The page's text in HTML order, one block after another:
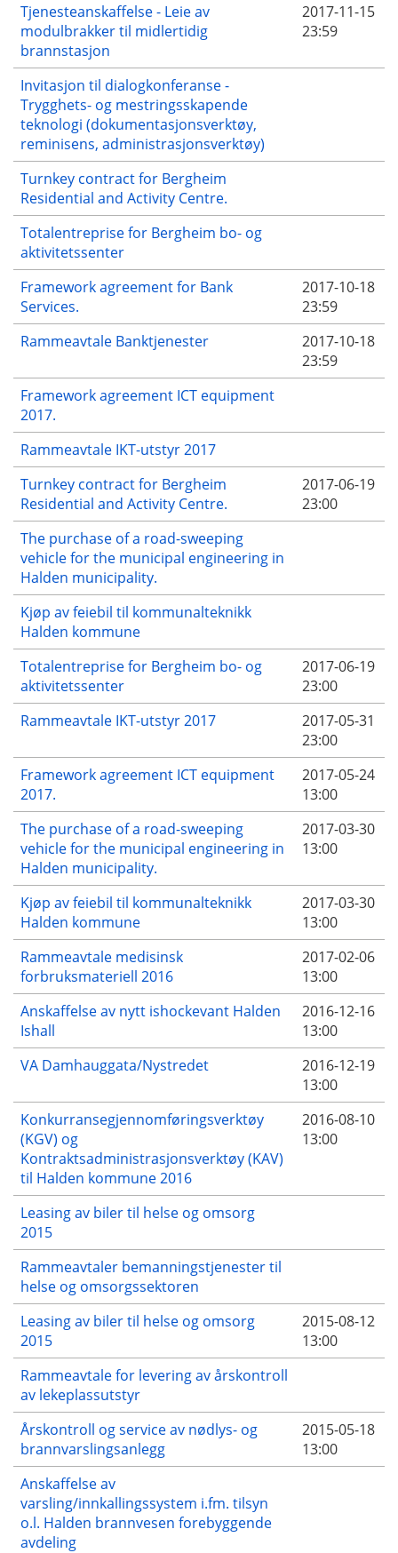
Tjenesteanskaffelse - Leie av
modulbrakker til midlertidig
brannstasjon
2017-11-15
23:59
Invitasjon til dialogkonferanse -
Trygghets- og mestringsskapende
teknologi (dokumentasjonsverktøy,
reminisens, administrasjonsverktøy)
Turnkey contract for Bergheim
Residential and Activity Centre.
Totalentreprise for Bergheim bo- og
aktivitetssenter
Framework agreement for Bank
Services.
2017-10-18
23:59
Rammeavtale Banktjenester
2017-10-18
23:59
Framework agreement ICT equipment
2017.
Rammeavtale IKT-utstyr 2017
Turnkey contract for Bergheim
Residential and Activity Centre.
2017-06-19
23:00
The purchase of a road-sweeping
vehicle for the municipal engineering in
Halden municipality.
Kjøp av feiebil til kommunalteknikk
Halden kommune
Totalentreprise for Bergheim bo- og
aktivitetssenter
2017-06-19
23:00
Rammeavtale IKT-utstyr 2017
2017-05-31
23:00
Framework agreement ICT equipment
2017.
2017-05-24
13:00
The purchase of a road-sweeping
vehicle for the municipal engineering in
Halden municipality.
2017-03-30
13:00
Kjøp av feiebil til kommunalteknikk
Halden kommune
2017-03-30
13:00
Rammeavtale medisinsk
forbruksmateriell 2016
2017-02-06
13:00
Anskaffelse av nytt ishockevant Halden
Ishall
2016-12-16
13:00
VA Damhauggata/Nystredet
2016-12-19
13:00
Konkurransegjennomføringsverktøy
(KGV) og
Kontraktsadministrasjonsverktøy (KAV)
til Halden kommune 2016
2016-08-10
13:00
Leasing av biler til helse og omsorg
2015
Rammeavtaler bemanningstjenester til
helse og omsorgssektoren
Leasing av biler til helse og omsorg
2015
2015-08-12
13:00
Rammeavtale for levering av årskontroll
av lekeplassutstyr
Årskontroll og service av nødlys- og
brannvarslingsanlegg
2015-05-18
13:00
Anskaffelse av
varsling/innkallingssystem i.fm. tilsyn
o.l. Halden brannvesen forebyggende
avdeling